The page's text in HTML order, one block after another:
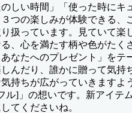
しい時間」「使った時にキ
つの楽しみが体験できる、
扱っています。見ていて楽
、心を満たす柄や色がたく
なたへのプレゼント」をテ
んだり、誰かに贈って気持
持ちが広がっていきますよ
ル]」の想いです。新アイテ
てくださいね。